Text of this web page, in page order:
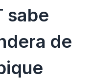
sabe
de